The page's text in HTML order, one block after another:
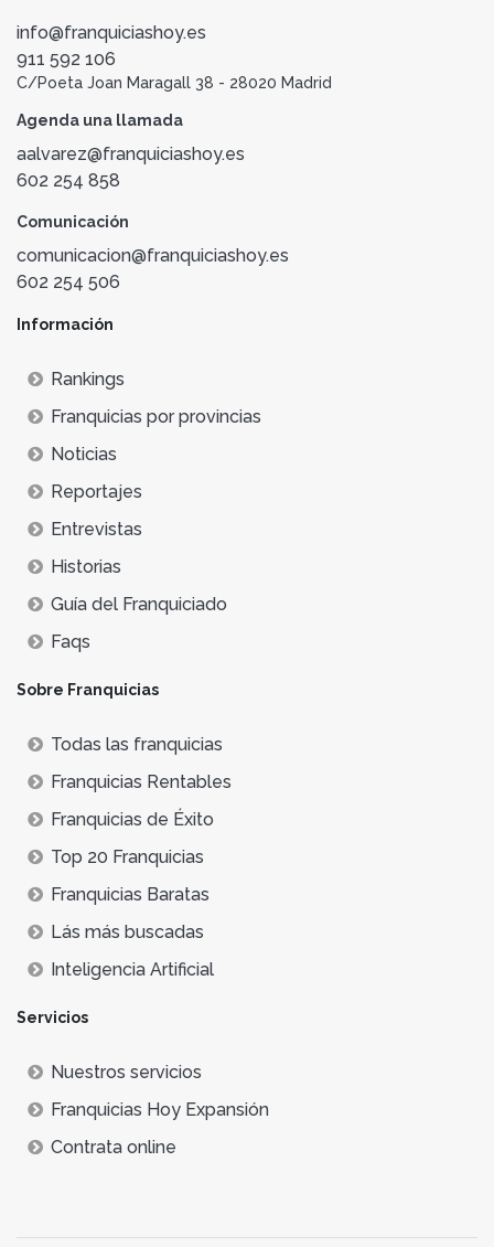
info@franquiciashoy.es
911 592 106
C/Poeta Joan Maragall 38 - 28020 Madrid
Agenda una llamada
aalvarez@franquiciashoy.es
602 254 858
Comunicación
comunicacion@franquiciashoy.es
602 254 506
Información
Rankings
Franquicias por provincias
Noticias
Reportajes
Entrevistas
Historias
Guía del Franquiciado
Faqs
Sobre Franquicias
Todas las franquicias
Franquicias Rentables
Franquicias de Éxito
Top 20 Franquicias
Franquicias Baratas
Lás más buscadas
Inteligencia Artificial
Servicios
Nuestros servicios
Franquicias Hoy Expansión
Contrata online